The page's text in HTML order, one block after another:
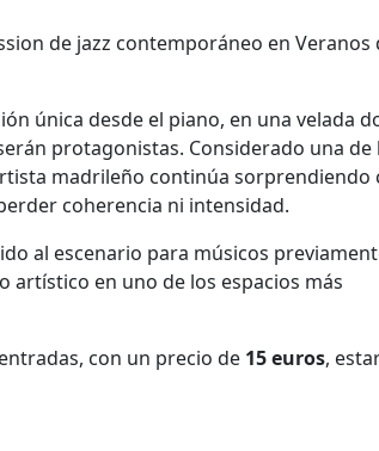
única desde el piano, en una velada
protagonistas. Considerado una de
madrileño continúa sorprendiendo
coherencia ni intensidad.
al escenario para músicos
artístico en uno de los espacios más
con un precio de 15 euros,